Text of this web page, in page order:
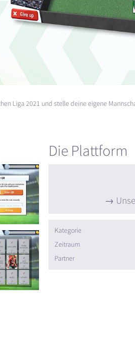
Liga 2021 und stelle deine eigene
Die Plattform
Kategorie
Zeitraum
Partner